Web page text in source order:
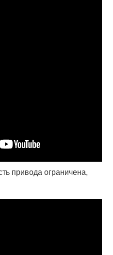
привода ограничена,